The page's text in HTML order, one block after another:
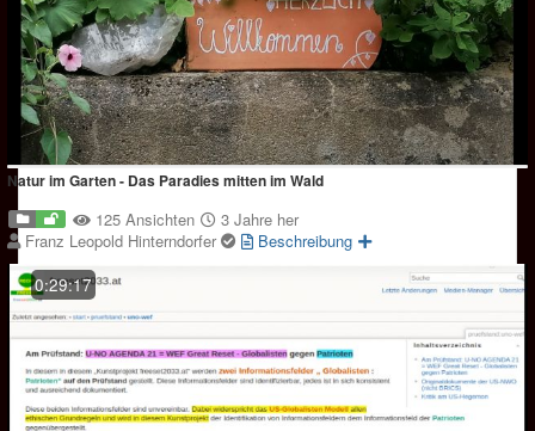
Natur im Garten - Das Paradies mitten im Wald
125 Ansichten
3 Jahre her
Franz Leopold Hinterndorfer
Beschreibung
0:29:17